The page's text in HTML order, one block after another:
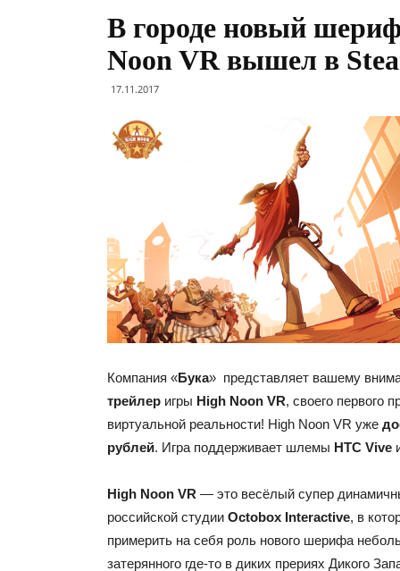
В городе новый
Noon VR вышел в
17.11.2017
Компания «Бука» представляет вашему
трейлер игры High Noon VR, своего первого
виртуальной реальности! High Noon VR уже
рублей. Игра поддерживает шлемы HTC Vive
High Noon VR — это весёлый супер
российской студии Octobox Interactive, в
примерить на себя роль нового шерифа
затерянного где-то в диких прериях Дикого